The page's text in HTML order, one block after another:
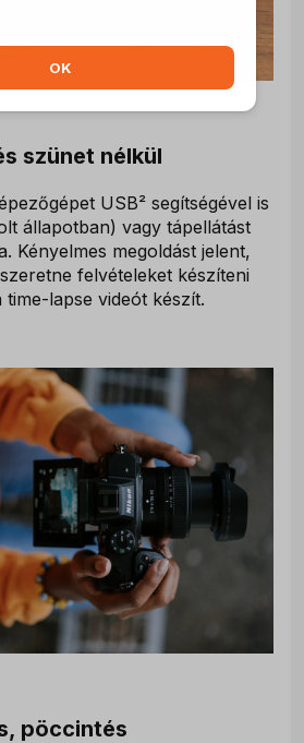
szünet nélkül
USB² segítségével is
állapotban) vagy tápellátást
Kényelmes megoldást jelent,
felvételeket készíteni
lapse videót készít.
pöccintés
OK